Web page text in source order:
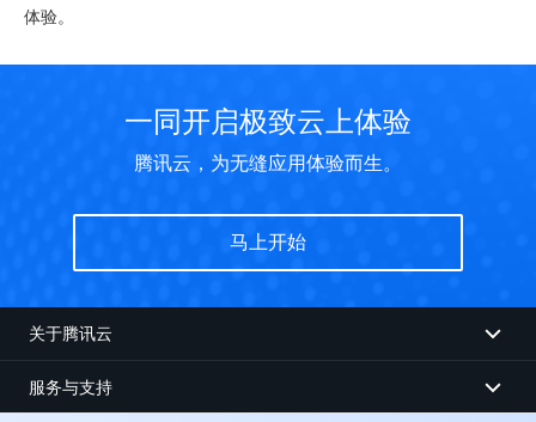
体验。
一同开启极致云上体验
腾讯云，为无缝应用体验而生。
马上开始
关于腾讯云
服务与支持